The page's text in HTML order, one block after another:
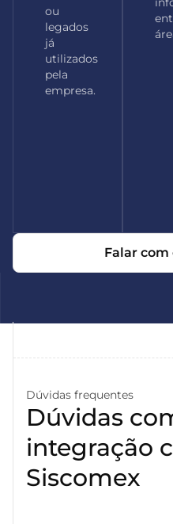
ou
legados
já
utilizados
pela
empresa.
Falar
Dúvidas frequentes
Dúvidas
integração
Siscomex